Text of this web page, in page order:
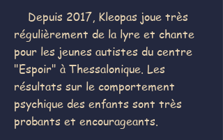
Depuis 2017, Kleopas joue très
régulièrement de la lyre et chante
pour les jeunes autistes du centre
"Espoir" à Thessalonique. Les
résultats sur le comportement
psychique des enfants sont très
probants et encourageants.